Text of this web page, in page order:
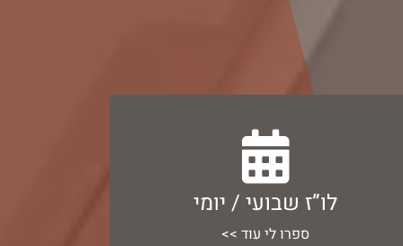
לו”ז שבועי / יומי
ספרו לי עוד >>
לו”ז שבועי / יומי
הגדרת לו”ז שבועי או יומי ושמירה והפעלת
לוזי”ם גם ללא חיבור לאינטרנט